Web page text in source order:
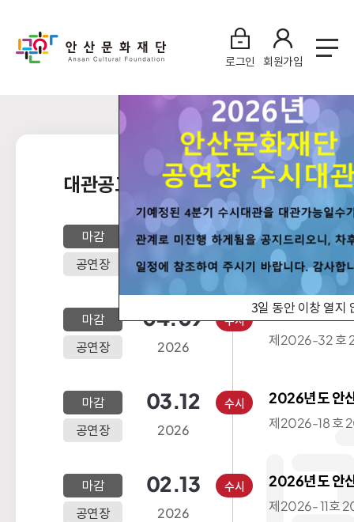
로그인 회원가입
3일 동안 이창 열지
대관공고
마감
공연장
05.28
2026
수시 2026년도 안
장 3분기 잔
제2026- 39호 2026년도 안산문화예술
의전당 공연장 3분기 잔여기간 수시대관
~9월 기간의 수
마감
공연장
04.09
2026
수시 2026년도 안
제2026-32 호 2026년도 안산문화예술
마감
공연장
03.12
2026
수시 2026년도 안
고
제2026-18 호 2026년도 안산문화예술
마감
공연장
02.13
2026
수시 2026년도 안
제2026- 11호 2026년도 안산문화예술의